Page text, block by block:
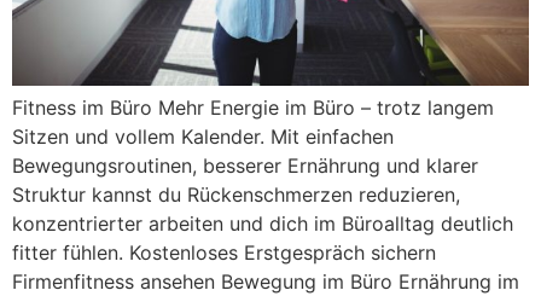
Fitness im Büro Mehr Energie im Büro – trotz langem
Sitzen und vollem Kalender. Mit einfachen
Bewegungsroutinen, besserer Ernährung und klarer
Struktur kannst du Rückenschmerzen reduzieren,
konzentrierter arbeiten und dich im Büroalltag deutlich
fitter fühlen. Kostenloses Erstgespräch sichern
Firmenfitness ansehen Bewegung im Büro Ernährung im